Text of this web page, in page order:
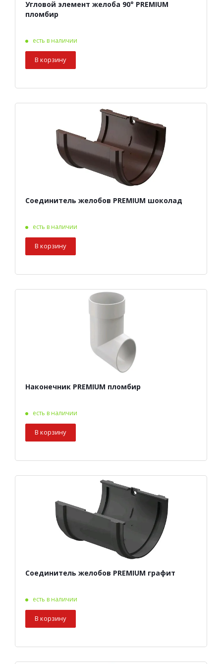
Угловой элемент желоба 90° PREMIUM
пломбир
есть в наличии
В корзину
Соединитель желобов PREMIUM шоколад
есть в наличии
В корзину
Наконечник PREMIUM пломбир
есть в наличии
В корзину
Соединитель желобов PREMIUM графит
есть в наличии
В корзину